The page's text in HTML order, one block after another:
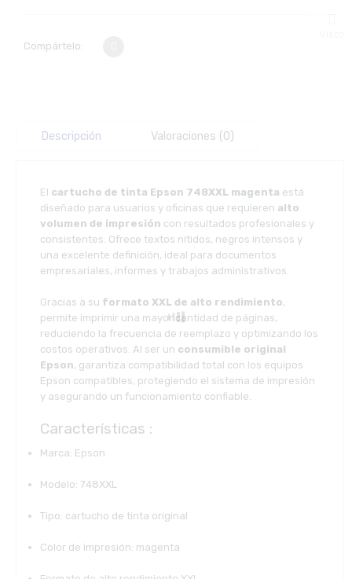
Compártelo:
Descripción Valoraciones (0)
El cartucho de tinta Epson 748XXL magenta está
diseñado para usuarios y oficinas que requieren alto
volumen de impresión con resultados profesionales y
consistentes. Ofrece textos nítidos, negros intensos y
una excelente definición, ideal para documentos
empresariales, informes y trabajos administrativos.
Gracias a su formato XXL de alto rendimiento,
permite imprimir una mayor cantidad de páginas,
reduciendo la frecuencia de reemplazo y optimizando los
costos operativos. Al ser un consumible original
Epson, garantiza compatibilidad total con los equipos
Epson compatibles, protegiendo el sistema de impresión
y asegurando un funcionamiento confiable.
Características :
Marca: Epson
Modelo: 748XXL
Tipo: cartucho de tinta original
Color de impresión: magenta